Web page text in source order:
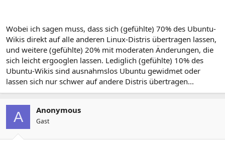
Wobei ich sagen muss, dass sich (gefühlte) 70% des Ubuntu-
Wikis direkt auf alle anderen Linux-Distris übertragen lassen,
und weitere (gefühlte) 20% mit moderaten Änderungen, die
sich leicht ergooglen lassen. Lediglich (gefühlte) 10% des
Ubuntu-Wikis sind ausnahmslos Ubuntu gewidmet oder
lassen sich nur schwer auf andere Distris übertragen...
A Anonymous
Gast